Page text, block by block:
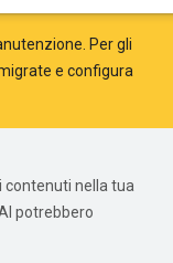
Per gli
e configura
contenuti nella tua
potrebbero